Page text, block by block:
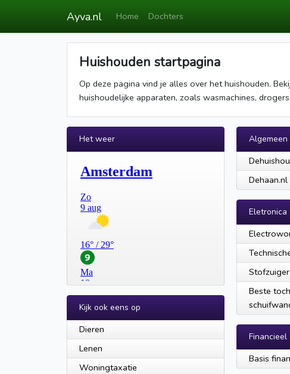
Ayva.nl Home Dochters
Huishouden startpagina
Op deze pagina vind je alles over het huishouden.
huishoudelijke apparaten, zoals wasmachines,
Het weer
Kijk ook eens op
Dieren
Lenen
Woningtaxatie
Algemeen
Dehaan.nl
Eletronica
Beste
Financieel
Basis